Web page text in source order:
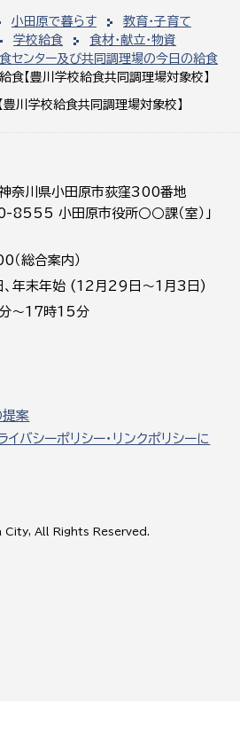
小田原で暮らす
教育・子育て
学校給食
食材・献立・物資
センター及び共同調理場の今日の給食
食【豊川学校給食共同調理場対象校】
豊川学校給食共同調理場対象校】
川県小田原市荻窪300番地
8555 小田原市役所○○課（室）」
総合案内）
、年末年始 (12月29日～1月3日)
～17時15分
提案
イバシーポリシー・リンクポリシーに
All Rights Reserved.